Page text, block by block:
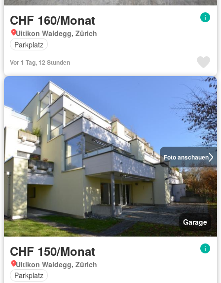
CHF 160/Monat
Uitikon Waldegg, Zürich
Parkplatz
Vor 1 Tag, 12 Stunden
Foto anschauen
Garage
CHF 150/Monat
Uitikon Waldegg, Zürich
Parkplatz